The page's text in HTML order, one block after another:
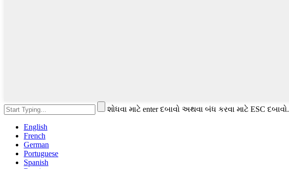
શોધવા માટે enter દબાવો અથવા બંધ કરવા માટે ESC દબાવો.
English
French
German
Portuguese
Spanish